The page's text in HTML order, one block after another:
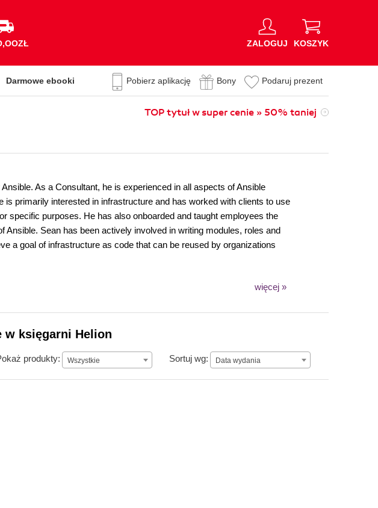
ZALOGUJ KOSZYK
Darmowe ebooki Pobierz aplikację Bony Podaruj prezent
TOP tytuł w super cenie » 50% taniej
As a Consultant, he is experienced in all aspects of Ansible
primarily interested in infrastructure and has worked with clients to use
specific purposes. He has also onboarded and taught employees the
Ansible. Sean has been actively involved in writing modules, roles and
a goal of infrastructure as code that can be reused by organizations
więcej »
w księgarni Helion
produkty: Wszystkie Sortuj wg: Data wydania
Data wydania